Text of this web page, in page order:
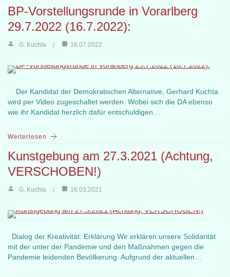
BP-Vorstellungsrunde in Vorarlberg
29.7.2022 (16.7.2022):
G. Kuchta 16.07.2022
Der Kandidat der Demokratischen Alternative, Gerhard Kuchta
wird per Video zugeschaltet werden. Wobei sich die DA ebenso
wie ihr Kandidat herzlich dafür entschuldigen…
Weiterlesen
Kunstgebung am 27.3.2021 (Achtung,
VERSCHOBEN!)
G. Kuchta 16.03.2021
Dialog der Kreativität: Erklärung Wir erklären unsere Solidarität
mit der unter der Pandemie und den Maßnahmen gegen die
Pandemie leidenden Bevölkerung. Aufgrund der aktuellen…